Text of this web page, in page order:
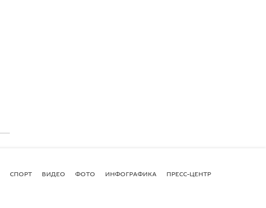
СПОРТ ВИДЕО ФОТО ИНФОГРАФИКА ПРЕСС-ЦЕНТР